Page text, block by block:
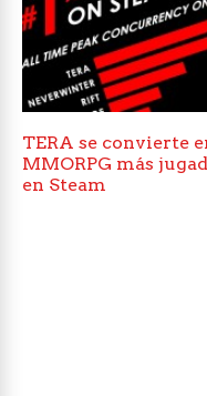
TERA se convierte
MMORPG más
en Steam